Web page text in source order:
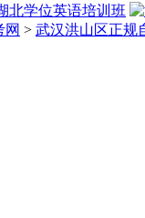
网 > 武汉洪山区正规